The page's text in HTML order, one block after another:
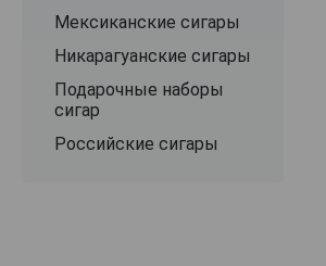
Мексиканские сигары
Никарагуанские сигары
Подарочные наборы
сигар
Российские сигары